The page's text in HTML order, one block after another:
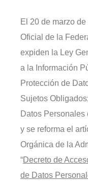
El 20 de marzo
Oficial de la
expiden la Ley
a la Información
Protección de
Sujetos
Datos
y se reforma el
Orgánica de la
“Decreto de
de Datos